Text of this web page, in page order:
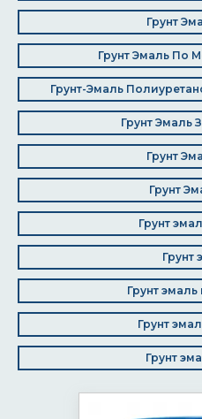
Грунт
Грунт Эмаль По
Грунт-Эмаль
Грунт Эмаль
Грунт
Грунт
Грунт
Грунт
Грунт
Грунт
Грунт